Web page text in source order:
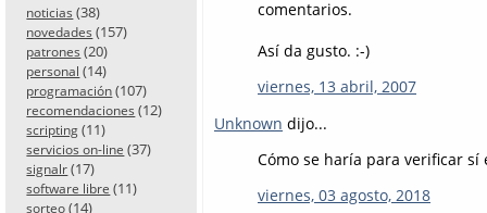
noticias (38)
novedades (157)
patrones (20)
personal (14)
programación (107)
recomendaciones (12)
scripting (11)
servicios on-line (37)
signalr (17)
software libre (11)
sorteo (14)
comentarios.
Así da gusto. :-)
viernes, 13 abril, 2007
Unknown dijo...
Cómo se haría para verificar sí
viernes, 03 agosto, 2018